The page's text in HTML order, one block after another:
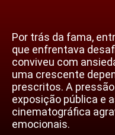
Por trás da fama,
que enfrentava
conviveu com
uma crescente
prescritos. A
exposição pública e
cinematográfica
emocionais.